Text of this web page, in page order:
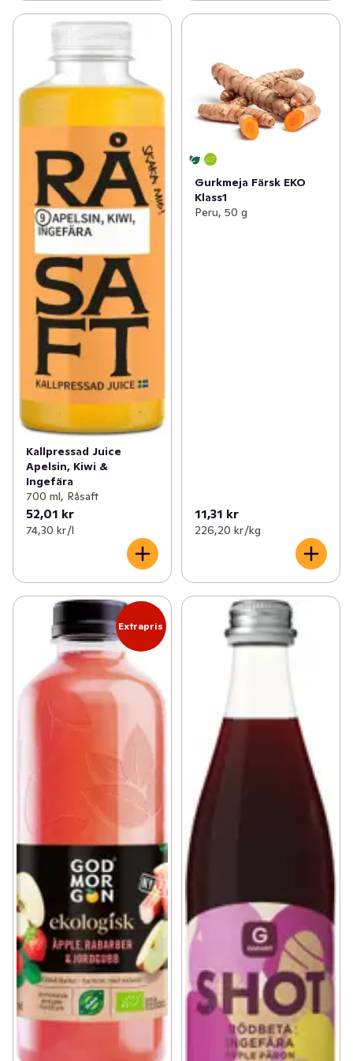
Kallpressad Juice
Apelsin, Kiwi &
Ingefära
700 ml, Råsaft
52,01 kr
74,30 kr /l
Gurkmeja Färsk EKO
Klass1
Peru, 50 g
11,31 kr
226,20 kr /kg
Extrapris